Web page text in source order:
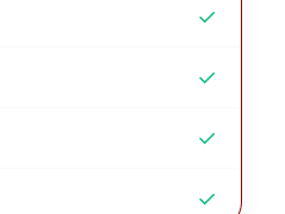
✓
✓
✓
✓